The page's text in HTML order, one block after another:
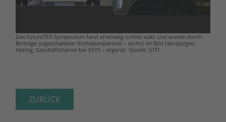
Das futureTEX-Symposium fand erstmalig online statt und wurde durch
Beiträge zugeschalteter Vorhabenpartner – rechts im Bild Hansjürgen
Hering, Geschäftsführer bei ESYS – ergänzt. Quelle: STFI
ZURÜCK